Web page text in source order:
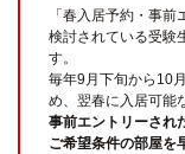
「春入居予約・事
検討されている受験
す。
毎年9月下旬から10
め、翌春に入居可能
事前エントリーされ
ご希望条件の部屋を